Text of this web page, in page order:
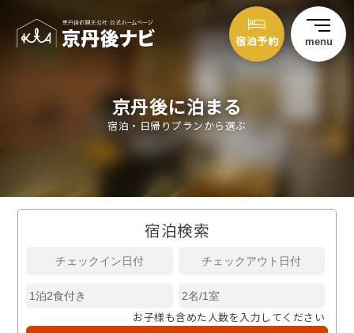
宿泊予約 menu
京丹後に泊まる
宿泊・日帰りプランから選ぶ
宿泊検索
お子様も含めた人数を入力してください